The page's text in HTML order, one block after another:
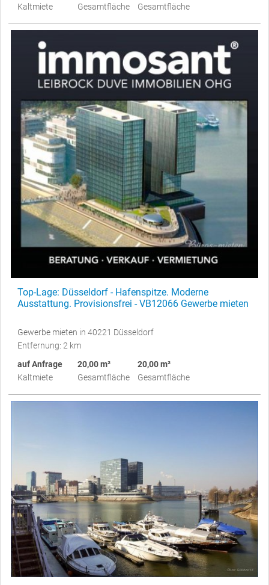
Kaltmiete
Gesamtfläche
Gesamtfläche
Top-Lage: Düsseldorf - Hafenspitze. Moderne
Ausstattung. Provisionsfrei - VB12066 Gewerbe mieten
Gewerbe mieten in 40221 Düsseldorf
Entfernung: 2 km
auf Anfrage
Kaltmiete
20,00 m²
Gesamtfläche
20,00 m²
Gesamtfläche